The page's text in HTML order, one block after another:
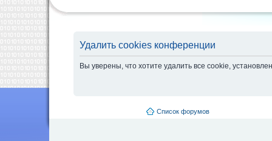
Удалить cookies конференции
Вы уверены, что хотите удалить все cookie,
Список форумов